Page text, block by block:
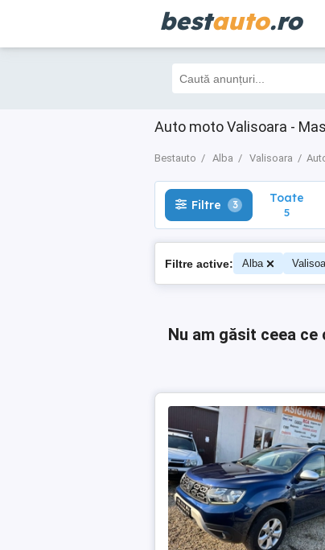
bestauto.ro
Auto moto Valisoara -
Bestauto Alba Valisoara
Filtre 3 Toate
5
Filtre 3 Toate
5
Filtre active: Alba
Nu am găsit ceea ce